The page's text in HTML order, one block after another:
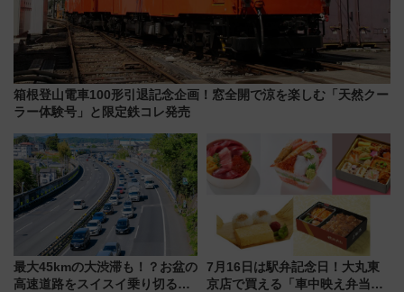
箱根登山電車100形引退記念企画！窓全開で涼を楽しむ「天然クー
ラー体験号」と限定鉄コレ発売
最大45kmの大渋滞も！？お盆の
高速道路をスイスイ乗り切る快
7月16日は駅弁記念日！大丸東
京店で買える「車中映え弁当」